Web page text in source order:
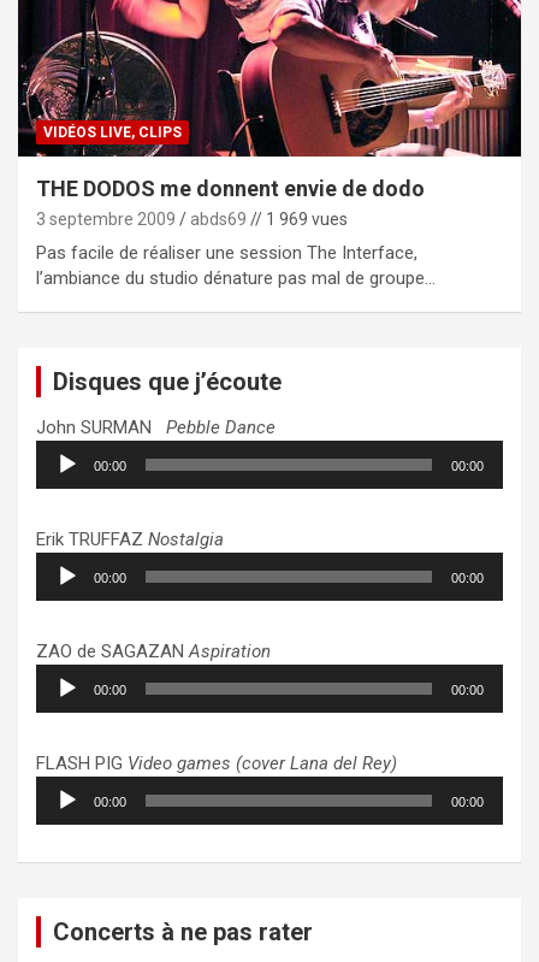
VIDÉOS LIVE, CLIPS
THE DODOS me donnent envie de dodo
3 septembre 2009 abds69 // 1 969 vues
Pas facile de réaliser une session The Interface,
l’ambiance du studio dénature pas mal de groupe…
Disques que j’écoute
John SURMAN Pebble Dance
Lecteur
audio
00:00 00:00
Erik TRUFFAZ Nostalgia
Lecteur
audio
00:00 00:00
ZAO de SAGAZANAspiration
Lecteur
audio
00:00 00:00
FLASH PIG Video games (cover Lana del Rey)
Lecteur
audio
00:00 00:00
Concerts à ne pas rater